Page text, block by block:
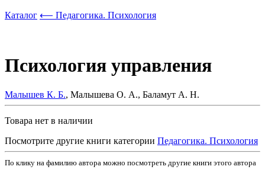
Каталог ⟵ Педагогика. Психология
Психология управления
Малышев К. Б., Малышева О. А., Баламут А. Н.
Товара нет в наличии
Посмотрите другие книги категории Педагогика. Психология
По клику на фамилию автора можно посмотреть другие книги этого автора